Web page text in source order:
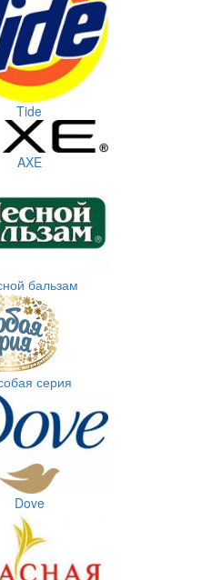
Tide
AXE
бальзам
серия
Dove